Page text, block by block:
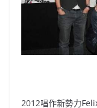
2012唱作新勢力